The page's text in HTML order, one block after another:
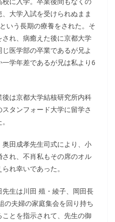
大学入試を受けられぬまま
いう長期の療養をされた。そ
れ、病癒えた後に京都大学
医学部の卒業であるが兄よ
学年差であるが兄は私より6
は京都大学結核研究所内科
タンフォード大学に留学さ
田成孝先生司式により、小
れ、不肖私もその席のオル
れ幸いであった。
生は川田 殖・綾子、岡田長
の夫婦の家庭集会を回り持ち
とを指示されて、先生の御